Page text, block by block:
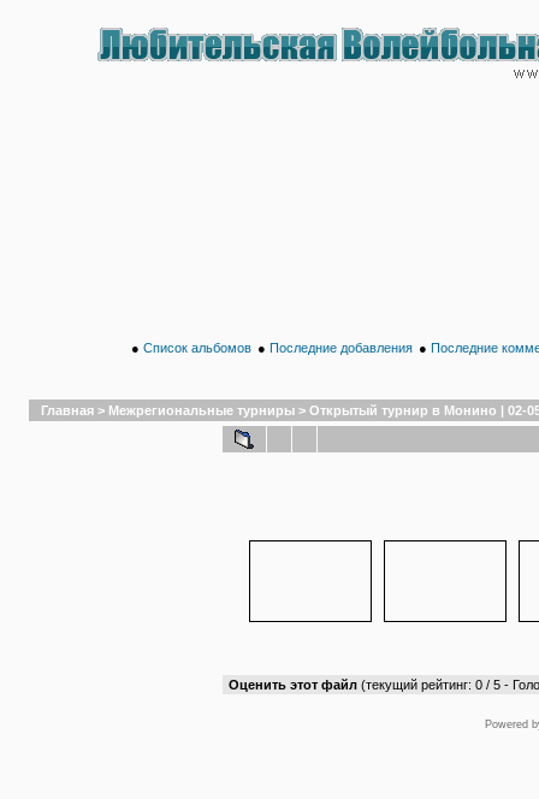
● Список альбомов ● Последние добавления ● Последние
Главная > Межрегиональные турниры > Открытый турнир в Монино | 02-
Оценить этот файл (текущий рейтинг: 0 / 5 -
Powered